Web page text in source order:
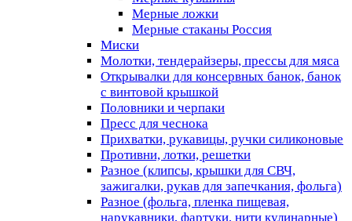
Мерные ложки
Мерные стаканы Россия
Миски
Молотки, тендерайзеры, прессы для мяса
Открывалки для консервных банок, банок
с винтовой крышкой
Половники и черпаки
Пресс для чеснока
Прихватки, рукавицы, ручки силиконовые
Противни, лотки, решетки
Разное (клипсы, крышки для СВЧ,
зажигалки, рукав для запечкания, фольга)
Разное (фольга, пленка пищевая,
нарукавники, фартуки, нити кулинарные)